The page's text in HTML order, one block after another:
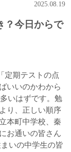
2025.08.19
？今日からで
定期テストの点
いいのかわから
いはずです。勉
り、正しい順序
本町中学校、秦
お通いの皆さん
いの中学生の皆